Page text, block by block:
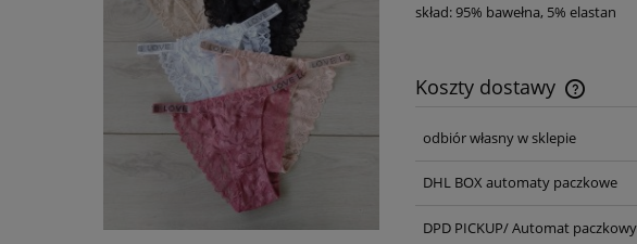
skład: 95% bawełna, 5% elastan
Koszty dostawy
Cena
odbiór własny w sklepie
DHL BOX automaty paczkowe
DPD PICKUP/ Automat